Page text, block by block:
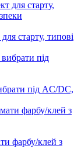
старту, типові
під AC/DC,
фарбу/клей з